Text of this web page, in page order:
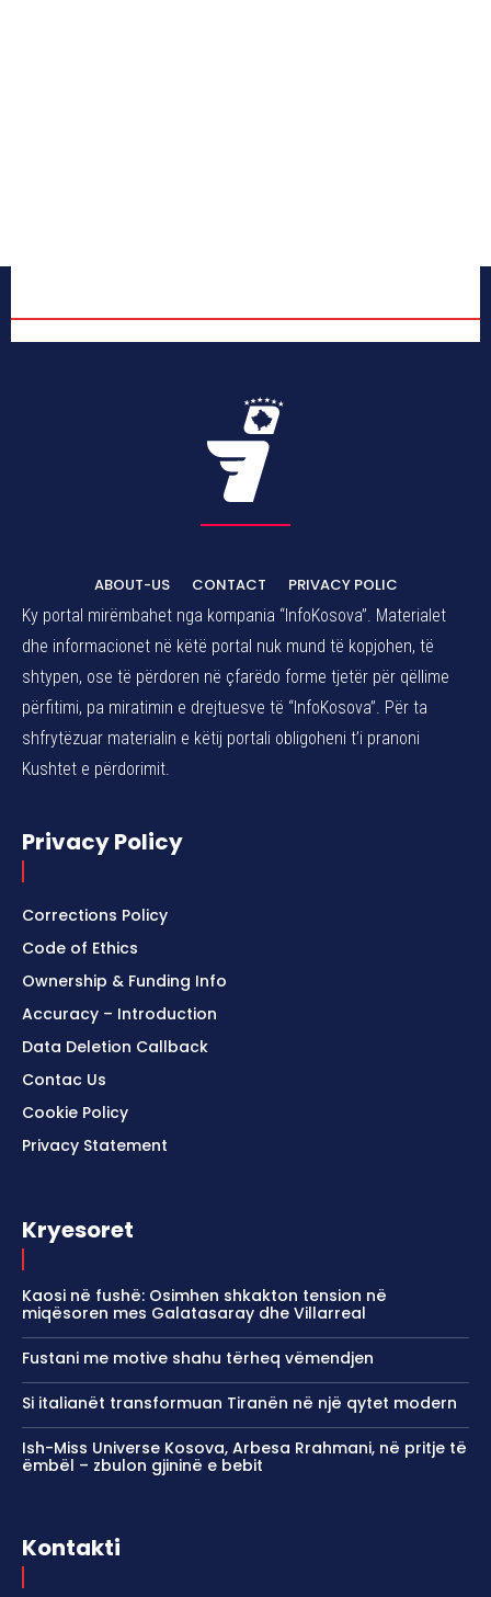
ABOUT-US CONTACT
PRIVACY POLIC
Ky portal mirëmbahet nga kompania “InfoKosova”. Materialet
dhe informacionet në këtë portal nuk mund të kopjohen, të
shtypen, ose të përdoren në çfarëdo forme tjetër për qëllime
përfitimi, pa miratimin e drejtuesve të “InfoKosova”. Për ta
shfrytëzuar materialin e këtij portali obligoheni t’i pranoni
Kushtet e përdorimit.
Privacy Policy
Corrections Policy
Code of Ethics
Ownership & Funding Info
Accuracy – Introduction
Data Deletion Callback
Contac Us
Cookie Policy
Privacy Statement
Kryesoret
Kaosi në fushë: Osimhen shkakton tension në
miqësoren mes Galatasaray dhe Villarreal
Fustani me motive shahu tërheq vëmendjen
Si italianët transformuan Tiranën në një qytet modern
Ish-Miss Universe Kosova, Arbesa Rrahmani, në pritje të
ëmbël – zbulon gjininë e bebit
Kontakti